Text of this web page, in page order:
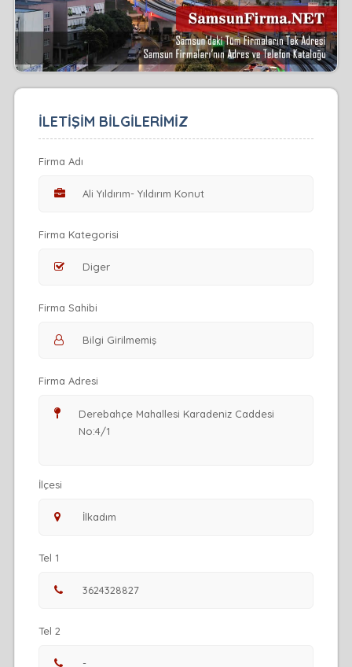
İLETİŞİM BİLGİLERİMİZ
Firma Adı
Firma Kategorisi
Firma Sahibi
Firma Adresi
İlçesi
Tel 1
Tel 2